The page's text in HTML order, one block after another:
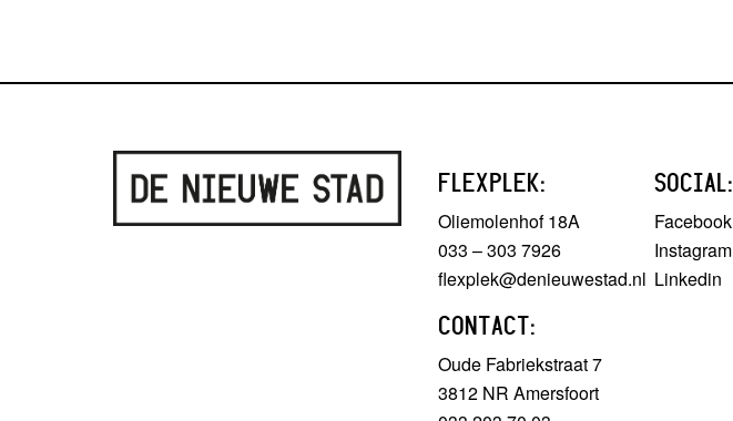
FLEXPLEK:
Oliemolenhof 18A
033 – 303 7926
flexplek@denieuwestad.nl
CONTACT:
Oude Fabriekstraat 7
3812 NR Amersfoort
SOCIAL:
Facebook
Instagram
Linkedin